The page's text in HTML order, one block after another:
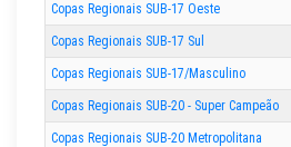
Copas Regionais SUB-17 Oeste
Copas Regionais SUB-17 Sul
Copas Regionais SUB-17/Masculino
Copas Regionais SUB-20 - Super Campeão
Copas Regionais SUB-20 Metropolitana